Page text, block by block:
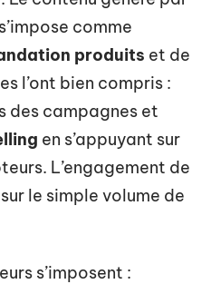
comme
produits et de
l’ont bien compris :
des campagnes et
en s’appuyant sur
L’engagement de
le simple volume de
s’imposent :